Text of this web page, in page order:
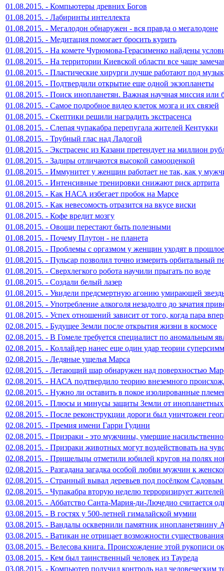
01.08.2015. - Компьютеры древних Богов
01.08.2015. - Лабиринты интеллекта
01.08.2015. - Мегалодон обнаружен - вся правда о мегалодоне
01.08.2015. - Медитация помогает бросить курить
01.08.2015. - На комете Чурюмова-Герасименко найдены
01.08.2015. - На территории Киевской области все чаще
01.08.2015. - Пластические хирурги лучше работают под
01.08.2015. - Подтвердили открытие еще одной экзопланеты
01.08.2015. - Поиск инопланетян. Важная научная миссия или
01.08.2015. - Самое подробное видео клеток мозга и их связей
01.08.2015. - Скептики решили наградить экстрасенса
01.08.2015. - Слепая чупакабра перепугала жителей Кентукки
01.08.2015. - Трубный глас над Ладогой
01.08.2015. - Экстрасенс из Казани претендует на миллион
01.08.2015. - Задиры отличаются высокой самооценкой
01.08.2015. - Иммунитет у женщин работает не так, как у
01.08.2015. - Интенсивные тренировки снижают риск артрита
01.08.2015. - Как НАСА избегает пробок на Марсе
01.08.2015. - Как невесомость отразится на вкусе виски
01.08.2015. - Кофе вредит мозгу
01.08.2015. - Овощи перестают быть полезными
01.08.2015. - Почему Плутон - не планета
01.08.2015. - Проблемы с оргазмом у женщин уходят в прошлое
01.08.2015. - Пульсар позволил точно измерить орбитальный
01.08.2015. - Сверхлегкого робота научили прыгать по воде
01.08.2015. - Создали белый лазер
01.08.2015. - Увидели предсмертную агонию умирающей
01.08.2015. - Употребление алкоголя незадолго до зачатия
01.08.2015. - Успех отношений зависит от того, когда пара
02.08.2015. - Будущее Земли после открытия жизни в космосе
02.08.2015. - В Гомеле требуется специалист по аномальным
02.08.2015. - Коллайдер нанес еще один удар теории
02.08.2015. - Ледяные ущелья Марса
02.08.2015. - Летающий шар обнаружен над поверхностью
02.08.2015. - НАСА подтвердило теорию внеземного
02.08.2015. - Нужно ли оставить в покое изолированные
02.08.2015. - Плюсы и минусы защиты Земли от
02.08.2015. - После реконструкции дороги был уничтожен
02.08.2015. - Премия имени Гарри Гудини
02.08.2015. - Призраки - это мужчины, умершие
02.08.2015. - Призраки животных могут воздействовать на
02.08.2015. - Пришельцы отметили юбилей кругов на полях
02.08.2015. - Разгадана загадка особой любви мужчин к
02.08.2015. - Странный вывал деревьев под посёлком Садовым
02.08.2015. - Чупакабра вторую неделю терроризирует
03.08.2015. - Аббатство Санта-Мария-ди-Лючедио считается
03.08.2015. - В гостях у 500-летней гималайской мумии
03.08.2015. - Вандалы осквернили памятник
03.08.2015. - Ватикан не отрицает возможности
03.08.2015. - Велесова книга. Происхождение этой рукописи
03.08.2015. - Кем был таинственный человек из Тауреда
03.08.2015. - Компьютер получил контроль над человеческим